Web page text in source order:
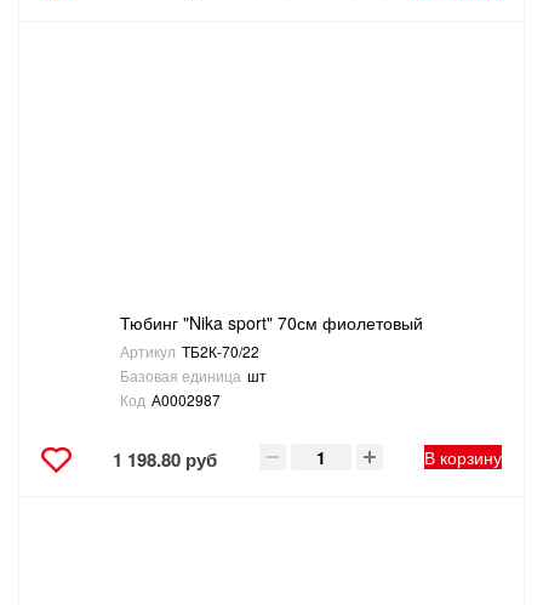
Тюбинг "Nika sport" 70см фиолетовый
Артикул ТБ2К-70/22
Базовая единица шт
Код А0002987
1 198.80 руб В корзину